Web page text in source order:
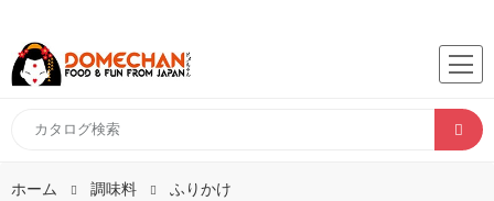
ホーム 調味料 ふりかけ